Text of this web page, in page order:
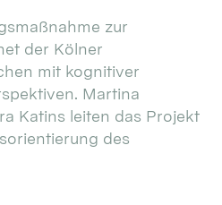
zur
der Kölner
mit kognitiver
Martina
Katins leiten das Projekt
des